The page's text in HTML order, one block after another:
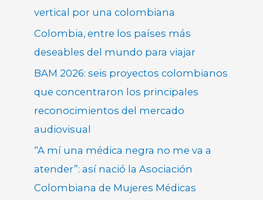
vertical por una colombiana
Colombia, entre los países más
deseables del mundo para viajar
BAM 2026: seis proyectos colombianos
que concentraron los principales
reconocimientos del mercado
audiovisual
“A mí una médica negra no me va a
atender”: así nació la Asociación
Colombiana de Mujeres Médicas